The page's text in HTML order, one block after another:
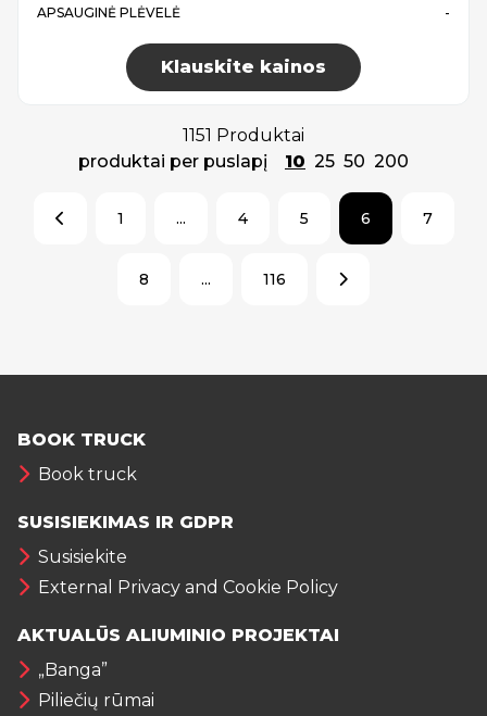
APSAUGINĖ PLĖVELĖ
-
Klauskite kainos
1151 Produktai
produktai per puslapį
10 25 50 200
1 ... 4 5 6 7
8 ... 116
BOOK TRUCK
Book truck
SUSISIEKIMAS IR GDPR
Susisiekite
External Privacy and Cookie Policy
AKTUALŪS ALIUMINIO PROJEKTAI
„Banga”
Piliečių rūmai